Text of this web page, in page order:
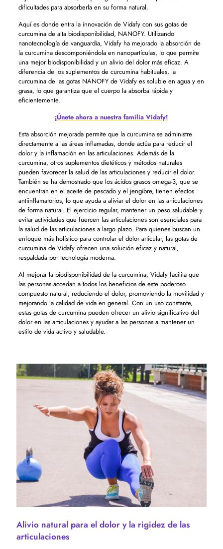
dificultades para absorberla en su forma natural.
Aquí es donde entra la innovación de Vidafy con sus gotas de
curcumina de alta biodisponibilidad, NANOFY. Utilizando
nanotecnología de vanguardia, Vidafy ha mejorado la absorción de
la curcumina descomponiéndola en nanopartículas, lo que permite
una mejor biodisponibilidad y un alivio del dolor más eficaz. A
diferencia de los suplementos de curcumina habituales, la
curcumina de las gotas NANOFY de Vidafy es soluble en agua y en
grasa, lo que garantiza que el cuerpo la absorba rápida y
eficientemente.
¡Únete ahora a nuestra familia Vidafy!
Esta absorción mejorada permite que la curcumina se administre
directamente a las áreas inflamadas, donde actúa para reducir el
dolor y la inflamación en las articulaciones. Además de la
curcumina, otros suplementos dietéticos y métodos naturales
pueden favorecer la salud de las articulaciones y reducir el dolor.
También se ha demostrado que los ácidos grasos omega-3, que se
encuentran en el aceite de pescado y el jengibre, tienen efectos
antiinflamatorios, lo que ayuda a aliviar el dolor en las articulaciones
de forma natural. El ejercicio regular, mantener un peso saludable y
evitar actividades que fuercen las articulaciones son esenciales para
la salud de las articulaciones a largo plazo. Para quienes buscan un
enfoque más holístico para controlar el dolor articular, las gotas de
curcumina de Vidafy ofrecen una solución eficaz y natural,
respaldada por tecnología moderna.
Al mejorar la biodisponibilidad de la curcumina, Vidafy facilita que
las personas accedan a todos los beneficios de este poderoso
compuesto natural, reduciendo el dolor, promoviendo la movilidad y
mejorando la calidad de vida en general. Con un uso constante,
estas gotas de curcumina pueden ofrecer un alivio significativo del
dolor en las articulaciones y ayudar a las personas a mantener un
estilo de vida activo y saludable.
Alivio natural para el dolor y la rigidez de las
articulaciones